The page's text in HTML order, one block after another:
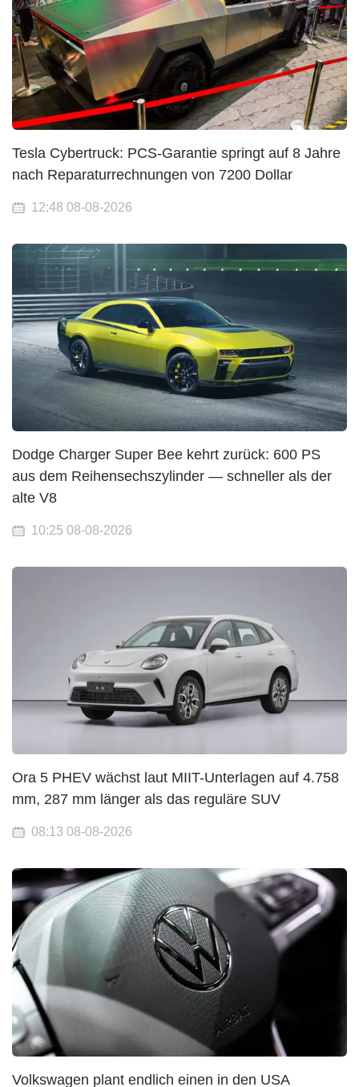
Tesla Cybertruck: PCS-Garantie springt auf 8 Jahre
nach Reparaturrechnungen von 7200 Dollar
12:48 08-08-2026
Dodge Charger Super Bee kehrt zurück: 600 PS
aus dem Reihensechszylinder — schneller als der
alte V8
10:25 08-08-2026
Ora 5 PHEV wächst laut MIIT-Unterlagen auf 4.758
mm, 287 mm länger als das reguläre SUV
08:13 08-08-2026
Volkswagen plant endlich einen in den USA